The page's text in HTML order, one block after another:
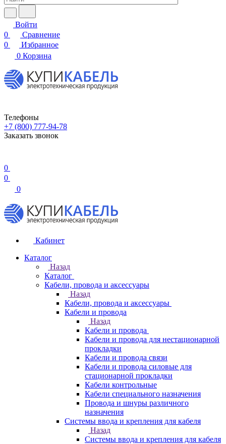
Войти
0
Сравнение
0
Избранное
0 Корзина
Телефоны
+7 (800) 777-94-78
Заказать звонок
0
0
0
Кабинет
Каталог
Назад
Каталог
Кабели, провода и аксессуары
Назад
Кабели, провода и аксессуары
Кабели и провода
Назад
Кабели и провода
Кабели и провода для нестационарной
прокладки
Кабели и провода связи
Кабели и провода силовые для
стационарной прокладки
Кабели контрольные
Кабели специального назначения
Провода и шнуры различного
назначения
Системы ввода и крепления для кабеля
Назад
Системы ввода и крепления для кабеля